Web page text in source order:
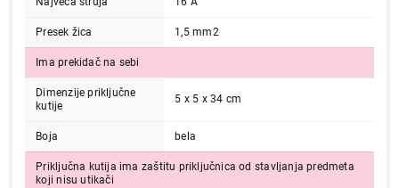
Presek žica 1,5 mm2
Ima prekidač na sebi
Dimenzije priključne
kutije
5 x 5 x 34 cm
Boja bela
Priključna kutija ima zaštitu priključnica od stavljanja predmeta
koji nisu utikači